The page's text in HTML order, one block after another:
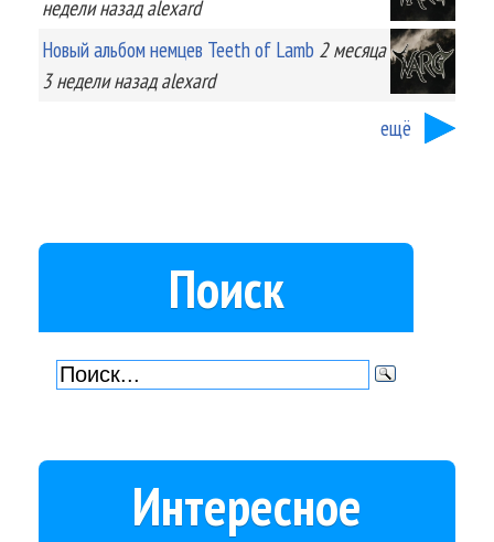
неделиназад alexard
Новый альбом немцев Teeth of Lamb 2 месяца
3 неделиназад alexard
ещё
Поиск
Интересное